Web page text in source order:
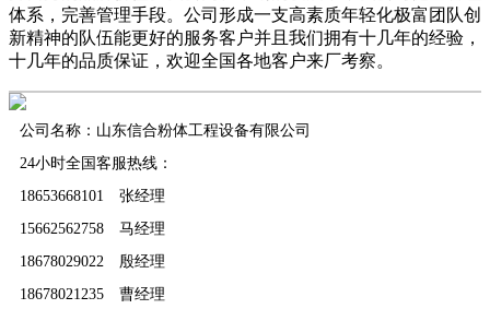
体系，完善管理手段。公司形成一支高素质年轻化极富团队创
新精神的队伍能更好的服务客户并且我们拥有十几年的经验，
十几年的品质保证，欢迎全国各地客户来厂考察。
公司名称：山东信合粉体工程设备有限公司
24小时全国客服热线：
18653668101 张经理
15662562758 马经理
18678029022 殷经理
18678021235 曹经理